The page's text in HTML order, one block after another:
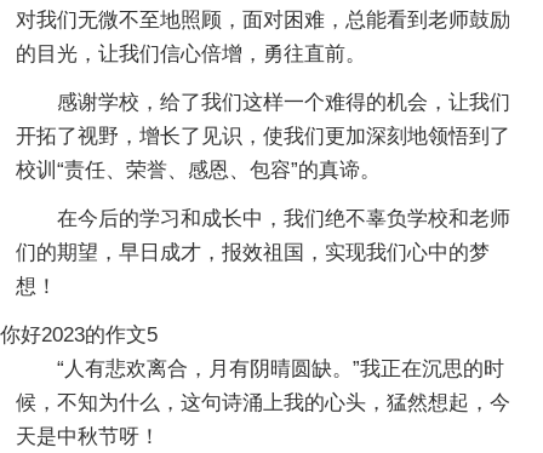
对我们无微不至地照顾，面对困难，总能看到老师鼓励
的目光，让我们信心倍增，勇往直前。
感谢学校，给了我们这样一个难得的机会，让我们
开拓了视野，增长了见识，使我们更加深刻地领悟到了
校训“责任、荣誉、感恩、包容”的真谛。
在今后的学习和成长中，我们绝不辜负学校和老师
们的期望，早日成才，报效祖国，实现我们心中的梦
想！
你好2023的作文5
“人有悲欢离合，月有阴晴圆缺。”我正在沉思的时
候，不知为什么，这句诗涌上我的心头，猛然想起，今
天是中秋节呀！